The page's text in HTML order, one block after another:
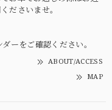
ださいませ。
ーをご確認ください。
ABOUT/ACCESS
MAP